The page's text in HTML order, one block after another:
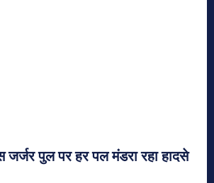
जर्जर पुल पर हर पल मंडरा रहा हादसे